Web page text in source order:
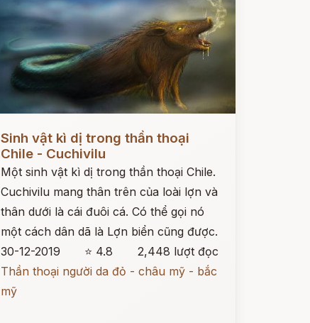
Sinh vật kì dị trong thần thoại
Chile - Cuchivilu
Một sinh vật kì dị trong thần thoại Chile.
Cuchivilu mang thân trên của loài lợn và
thân dưới là cái đuôi cá. Có thể gọi nó
một cách dân dã là Lợn biển cũng được.
30-12-2019
⭐ 4.8
2,448 lượt đọc
Thần thoại người da đỏ - châu mỹ - bắc
mỹ